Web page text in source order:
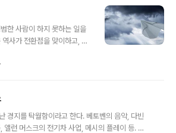
한 사람이 하지 못하는 일을
사가 전환점을 맞이하고, 진
은 개인의 발전과 함께 사회
계가 관여한 비극이었다. 두
었다. 한 사람은 그 이념과 정
의를 대표한 독일의 히틀러였
경지를 탁월함이라고 한다. 베토벤의 음악, 다빈
앨런 머스크의 전기차 사업, 메시의 플레이 등. 이